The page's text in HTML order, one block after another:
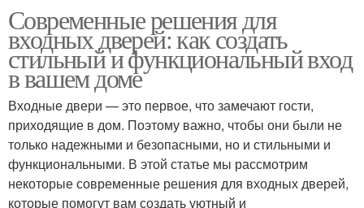
Современные решения для
входных дверей: как создать
стильный и функциональный вход
в вашем доме
Входные двери — это первое, что замечают гости,
приходящие в дом. Поэтому важно, чтобы они были не
только надежными и безопасными, но и стильными и
функциональными. В этой статье мы рассмотрим
некоторые современные решения для входных дверей,
которые помогут вам создать уютный и